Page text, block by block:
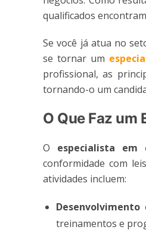
qualificados
Se você já atua no
se tornar um
profissional, as
tornando-o um
O Que Faz um
O especialista em
conformidade com
atividades incluem:
treinamentos e